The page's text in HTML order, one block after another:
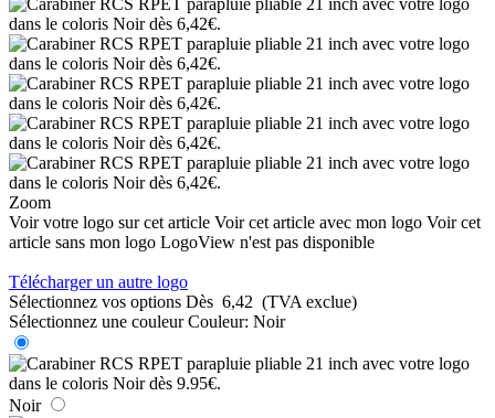
Zoom
Voir votre logo sur cet article Voir cet article avec mon logo Voir cet
article sans mon logo LogoView n'est pas disponible
Télécharger un autre logo
Sélectionnez vos options Dès 6,42 (TVA exclue)
Sélectionnez une couleur Couleur: Noir
Noir